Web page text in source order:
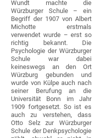
Wundt machte die
Würzburger Schule – ein
Begriff der 1907 von Albert
Michotte erstmals
verwendet wurde – erst so
richtig bekannt. Die
Psychologie der Würzburger
Schule war dabei
keineswegs an den Ort
Würzburg gebunden und
wurde von Külpe auch nach
seiner Berufung an die
Universität Bonn im Jahr
1909 fortgesetzt. So ist es
auch zu verstehen, dass
Otto Selz zur Würzburger
Schule der Denkpsychologie